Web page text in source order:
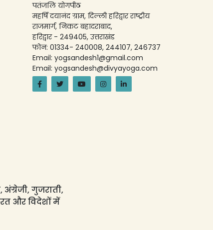
पतंजलि योगपीठ
महर्षि दयानंद ग्राम, दिल्ली हरिद्वार राष्ट्रीय
राजमार्ग, निकट बहादराबाद,
हरिद्वार - 249405, उत्तराखंड
फोन: 01334- 240008, 244107, 246737
Email: yogsandesh1@gmail.com
Email: yogsandesh@divyayoga.com
गुजराती,
और विदेशों में